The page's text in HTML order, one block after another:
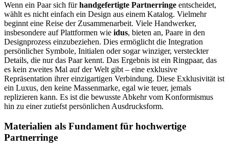
Wenn ein Paar sich fürhandgefertigte Partnerringe entscheidet,
wählt es nicht einfach ein Design aus einem Katalog. Vielmehr
beginnt eine Reise der Zusammenarbeit. Viele Handwerker,
insbesondere auf Plattformen wie idus, bieten an, Paare in den
Designprozess einzubeziehen. Dies ermöglicht die Integration
persönlicher Symbole, Initialen oder sogar winziger, versteckter
Details, die nur das Paar kennt. Das Ergebnis ist ein Ringpaar, das
es kein zweites Mal auf der Welt gibt – eine exklusive
Repräsentation ihrer einzigartigen Verbindung. Diese Exklusivität ist
ein Luxus, den keine Massenmarke, egal wie teuer, jemals
replizieren kann. Es ist die bewusste Abkehr vom Konformismus
hin zu einer zutiefst persönlichen Ausdrucksform.
Materialien als Fundament für hochwertige
Partnerringe